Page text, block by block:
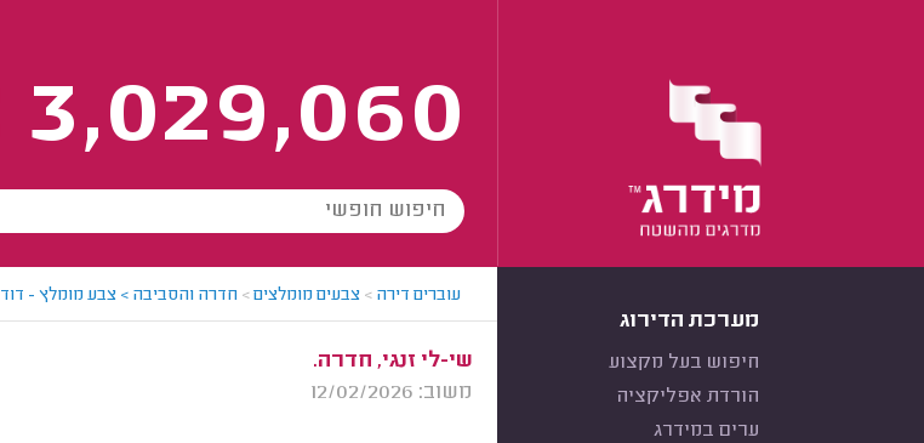
3,029,060
מערכת הדירוג
חיפוש בעל מקצוע
הורדת אפליקציה
ערים במידרג
עוברים דירה > צבעים מומלצים> חדרה והסביבה > צבע מומלץ - דוד
שי-לי זנגי, חדרה.
משוב: 12/02/2026